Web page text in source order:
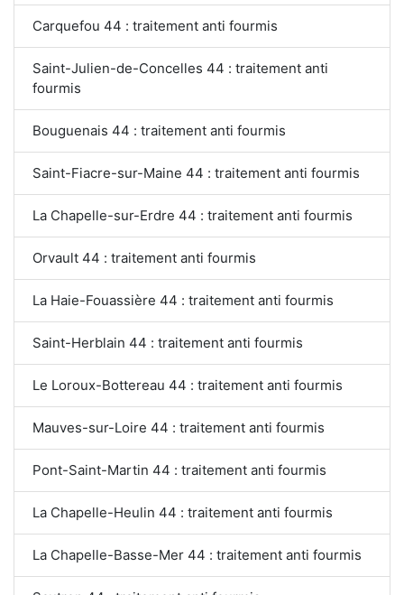
Carquefou 44 : traitement anti fourmis
Saint-Julien-de-Concelles 44 : traitement anti
fourmis
Bouguenais 44 : traitement anti fourmis
Saint-Fiacre-sur-Maine 44 : traitement anti fourmis
La Chapelle-sur-Erdre 44 : traitement anti fourmis
Orvault 44 : traitement anti fourmis
La Haie-Fouassière 44 : traitement anti fourmis
Saint-Herblain 44 : traitement anti fourmis
Le Loroux-Bottereau 44 : traitement anti fourmis
Mauves-sur-Loire 44 : traitement anti fourmis
Pont-Saint-Martin 44 : traitement anti fourmis
La Chapelle-Heulin 44 : traitement anti fourmis
La Chapelle-Basse-Mer 44 : traitement anti fourmis